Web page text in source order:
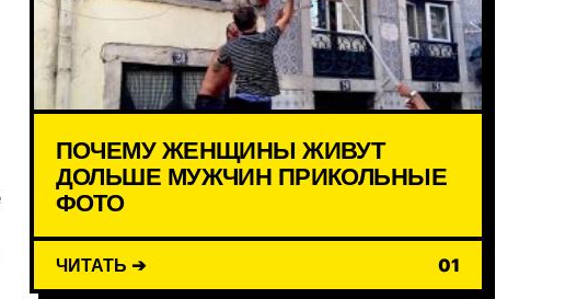
ПОЧЕМУ ЖЕНЩИНЫ ЖИВУТ
ДОЛЬШЕ МУЖЧИН ПРИКОЛЬНЫЕ
ФОТО
ЧИТАТЬ ➔ 01